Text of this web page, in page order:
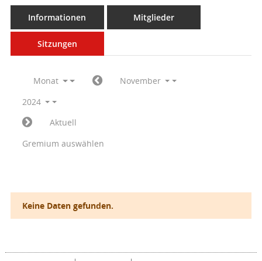
Informationen Mitglieder
Sitzungen
Monat
November
2024
Aktuell
Gremium auswählen
Keine Daten gefunden.